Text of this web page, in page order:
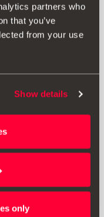
partners who
that you’ve
from your use
Show details
only